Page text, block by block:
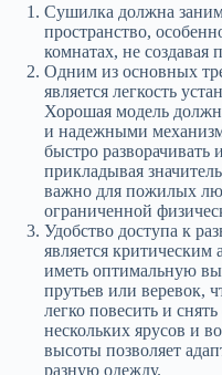
Сушилка должна
пространство,
комнатах, не создавая
Одним из основных
является легкость
Хорошая модель
и надежными
быстро разворачивать
прикладывая
важно для пожилых
ограниченной
Удобство доступа к
является
иметь оптимальную
прутьев или веревок,
легко повесить и
нескольких ярусов и
высоты позволяет
разную одежду.